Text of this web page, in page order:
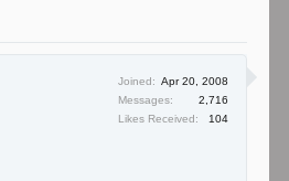
Joined: Apr 20, 2008
Messages:
2,716
Likes Received:
104